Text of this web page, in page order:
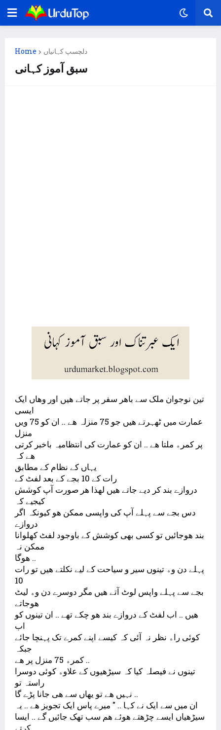
Home دلچسپ کہانیاں
سبق آموز کہانی
ﺗﯿﻦ ﻧﻮﺟﻮﺍﻥ ﻣﻠﮏ ﺳﮯ ﺑﺎﮬﺮ ﺳﻔﺮ ﭘﺮ ﺟﺎﺗﮯ ﮬﯿﮟ ﺍﻭﺭ ﻭﮬﺎﮞ ﺍﯾﮏ
ﺍﯾﺴﯽ
ﻋﻤﺎﺭﺕ ﻣﯿﮟ ﭨﮭﮩﺮﺗﮯ ﮬﯿﮟ ﺟﻮ 75 ﻣﻨﺰﻟﮧ ﮬﮯ .. ﺍﻥ ﮐﻮ 75 ﻭﯾﮟ
ﻣﻨﺰﻝ
ﭘﺮ ﮐﻤﺮﮦ ﻣﻠﺘﺎ ﮬﮯ .. ﺍﻥ ﮐﻮ ﻋﻤﺎﺭﺕ ﮐﯽ ﺍﻧﺘﻈﺎﻣﯿﮧ ﺑﺎﺧﺒﺮ ﮐﺮﺗﯽ
ﮬﮯ ﮐﮧ
ﯾﮩﺎﮞ ﮐﮯ ﻧﻈﺎﻡ ﮐﮯ ﻣﻄﺎﺑﻖ
ﺭﺍﺕ ﮐﮯ 10 ﺑﺠﮯ ﮐﮯ ﺑﻌﺪ ﻟﻔﭧ ﮐﮯ
ﺩﺭﻭﺍﺯﮮ ﺑﻨﺪ ﮐﺮ ﺩﯾﮯ ﺟﺎﺗﮯ ﮬﯿﮟ ﻟﮭﺬﺍ ﮬﺮ ﺻﻮﺭﺕ ﺁﭖ ﮐﻮﺷﺶ
ﮐﯿﺠﯿﮯ ﮐﮧ
ﺩﺱ ﺑﺠﮯ ﺳﮯ ﭘﮩﻠﮯ ﺁﭖ ﮐﯽ ﻭﺍﭘﺴﯽ ﻣﻤﮑﻦ ﮬﻮ ﮐﯿﻮﻧﮑﮧ ﺍﮔﺮ
ﺩﺭﻭﺍﺯﮮ
ﺑﻨﺪ ﮬﻮﺟﺎﺋﯿﮟ ﺗﻮ ﮐﺴﯽ ﺑﮭﯽ ﮐﻮﺷﺶ ﮐﮯ ﺑﺎﻭﺟﻮﺩ ﻟﻔﭧ ﮐﮭﻠﻮﺍﻧﺎ
ﻣﻤﮑﻦ ﻧﮧ
ﮬﻮﮔﺎ ..
ﭘﮩﻠﮯ ﺩﻥ ﻭﮦ ﺗﯿﻨﻮﮞ ﺳﯿﺮ ﻭ ﺳﯿﺎﺣﺖ ﮐﮯ ﻟﯿﮯ ﻧﮑﻠﺘﮯ ﮬﯿﮟ ﺗﻮ ﺭﺍﺕ
10
ﺑﺠﮯ ﺳﮯ ﭘﮩﻠﮯ ﻭﺍﭘﺲ ﻟﻮﭦ ﺁﺗﮯ ﮬﯿﮟ ﻣﮕﺮ ﺩﻭﺳﺮﮮ ﺩﻥ ﻭﮦ ﻟﯿﭧ
ﮬﻮﺟﺎﺗﮯ
ﮬﯿﮟ .. ﺍﺏ ﻟﻔﭧ ﮐﮯ ﺩﺭﻭﺍﺯﮮ ﺑﻨﺪ ﮬﻮ ﭼﮑﮯ ﺗﮭﮯ .. ﺍﻥ ﺗﯿﻨﻮﮞ ﮐﻮ
ﺍﺏ
ﮐﻮﺋﯽ ﺭﺍﮦ ﻧﻈﺮ ﻧﮧ ﺁﺋﯽ ﮐﮧ ﮐﯿﺴﮯ ﺍﭘﻨﮯ ﮐﻤﺮﮮ ﺗﮏ ﭘﮩﻨﭽﺎ ﺟﺎﺋﮯ
ﺟﺒﮑﮧ
ﮐﻤﺮﮦ 75 ﻣﻨﺰﻝ ﭘﺮ ﮬﮯ ..
ﺗﯿﻨﻮﮞ ﻧﮯ ﻓﯿﺼﻠﮧ ﮐﯿﺎ ﮐﮧ ﺳﯿﮍﮬﯿﻮﮞ ﮐﮯ ﻋﻼﻭﮦ ﮐﻮﺋﯽ ﺩﻭﺳﺮﺍ
ﺭﺍﺳﺘﮧ ﺗﻮ
ﻧﮩﯿﮟ ﮬﮯ ﺗﻮ ﯾﮭﺎﮞ ﺳﮯ ﮬﯽ ﺟﺎﻧﺎ ﭘﮍﮮ ﮔﺎ ..
ﺍﻥ ﻣﯿﮟ ﺳﮯ ﺍﯾﮏ ﻧﮯ ﮐﮩﺎ .. " ﻣﯿﺮﮮ ﭘﺎﺱ ﺍﯾﮏ ﺗﺠﻮﯾﺰ ﮬﮯ .. ﯾﮧ
ﺳﯿﮍﮬﯿﺎﮞ ﺍﯾﺴﮯ ﭼﮍﮬﺘﮯ ﮬﻮﺋﮯ ﮬﻢ ﺳﺐ ﺗﮭﮏ ﺟﺎﺋﯿﮟ ﮔﮯ .. ﺍﯾﺴﺎ